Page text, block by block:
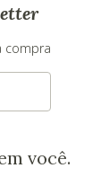
compra
você.